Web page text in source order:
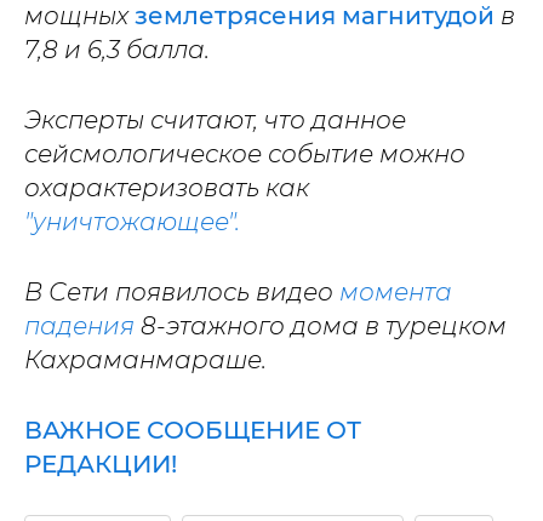
мощныхземлетрясения магнитудой в
7,8 и 6,3 балла.
Эксперты считают, что данное
сейсмологическое событие можно
охарактеризовать как
"уничтожающее".
В Сети появилось видео момента
падения 8-этажного дома в турецком
Кахраманмараше.
ВАЖНОЕ СООБЩЕНИЕ ОТ
РЕДАКЦИИ!